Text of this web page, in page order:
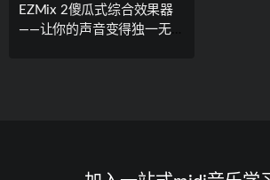
EZMix 2傻瓜式综合效果器
——让你的声音变得独一无二